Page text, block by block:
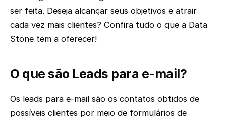
ser feita. Deseja alcançar seus objetivos e atrair
cada vez mais clientes? Confira tudo o que a Data
Stone tem a oferecer!
‌O que são Leads para e-mail?
Os leads para e-mail são os contatos obtidos de
possíveis clientes por meio de formulários de